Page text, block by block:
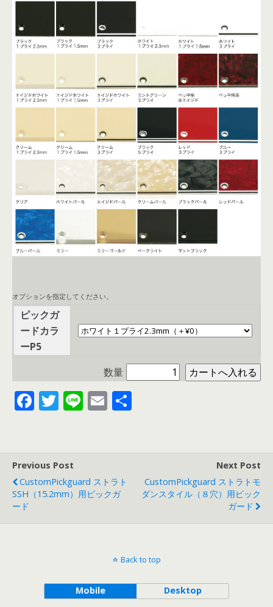
オプションを指定してください。
ピックガ
ードカラ
ーP5
数量
F
b
o
o
T
er
Li E
Previous Post
CustomPickguard ストラト
SSH（15.2mm）用ピックガ
ード
Next Post
CustomPickguard ストラトモ
ダンスタイル（８穴）用ピック
ガード
Back to top
Mobile Desktop